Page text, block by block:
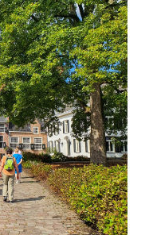
E
E
R
G
E
V
E
E